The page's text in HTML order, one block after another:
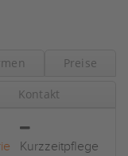
Preise
Kontakt
Kurzzeitpflege